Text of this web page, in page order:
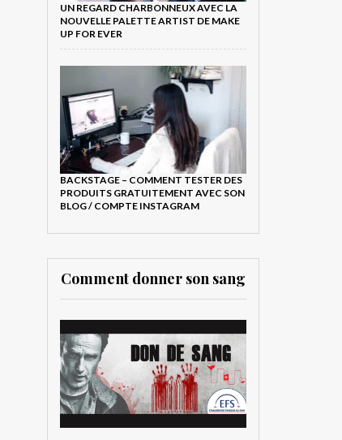
UN REGARD CHARBONNEUX AVEC LA
NOUVELLE PALETTE ARTIST DE MAKE
UP FOR EVER
BACKSTAGE – COMMENT TESTER DES
PRODUITS GRATUITEMENT AVEC SON
BLOG / COMPTE INSTAGRAM
Comment donner son sang